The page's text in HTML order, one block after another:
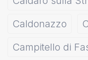
Caldonazzo
Campitello di